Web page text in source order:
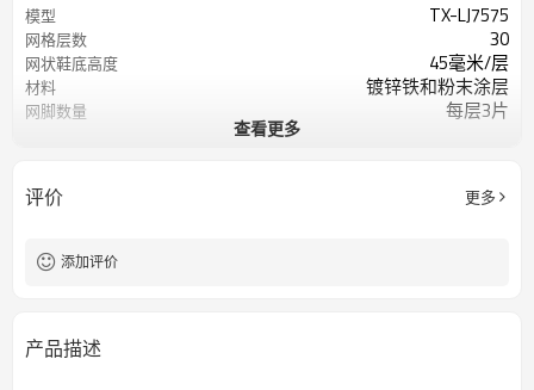
模型 TX-LJ7575
网格层数 30
网状鞋底高度 45毫米/层
材料 镀锌铁和粉末涂层
网脚数量 每层3片
主机附件
网格大小 100*100毫米
负载能力
查看更多
评价 更多
添加评价
产品描述